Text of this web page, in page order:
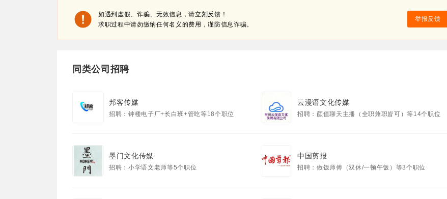
举报反馈
如遇到虚假、诈骗、无效信息，请立刻反馈！
求职过程中请勿缴纳任何名义的费用，谨防信息诈骗。
同类公司招聘
邦客传媒
招聘：钟楼电子厂+长白班+管吃等18个职位
云漫语文化传媒
招聘：颜值聊天主播（全职兼职皆可）等14个职位
墨门文化传媒
招聘：小学语文老师等5个职位
中国剪报
招聘：做饭师傅（双休/一顿午饭）等3个职位